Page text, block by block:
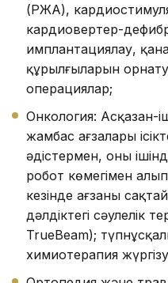
(РЖА),
кардиовертер-
имплантациялау,
құрылғыларын
операциялар;
Онкология: Асқазан-
жамбас ағзалары
әдістермен, оның
робот көмегімен
кезінде ағзаны
дәлдіктегі сәулелік
TrueBeam);
химиотерапия